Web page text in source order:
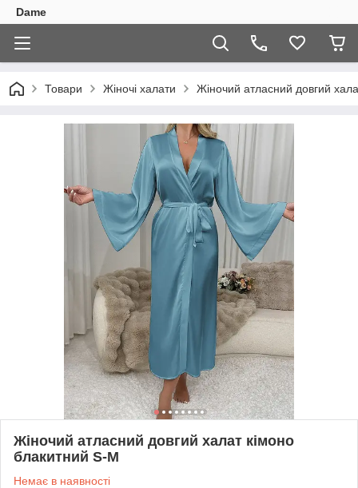
Dame
Товари Жіночі халати Жіночий атласний довгий
Жіночий атласний довгий халат кімоно
блакитний S-M
Немає в наявності